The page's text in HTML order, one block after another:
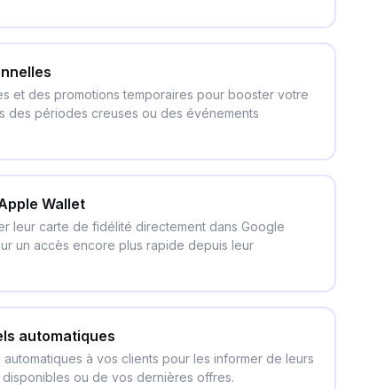
et des promotions temporaires pour booster votre
des périodes creuses ou des événements
Wallet
leur carte de fidélité directement dans Google
un accès encore plus rapide depuis leur
automatiques
à vos clients pour les informer de leurs
ou de vos dernières offres.